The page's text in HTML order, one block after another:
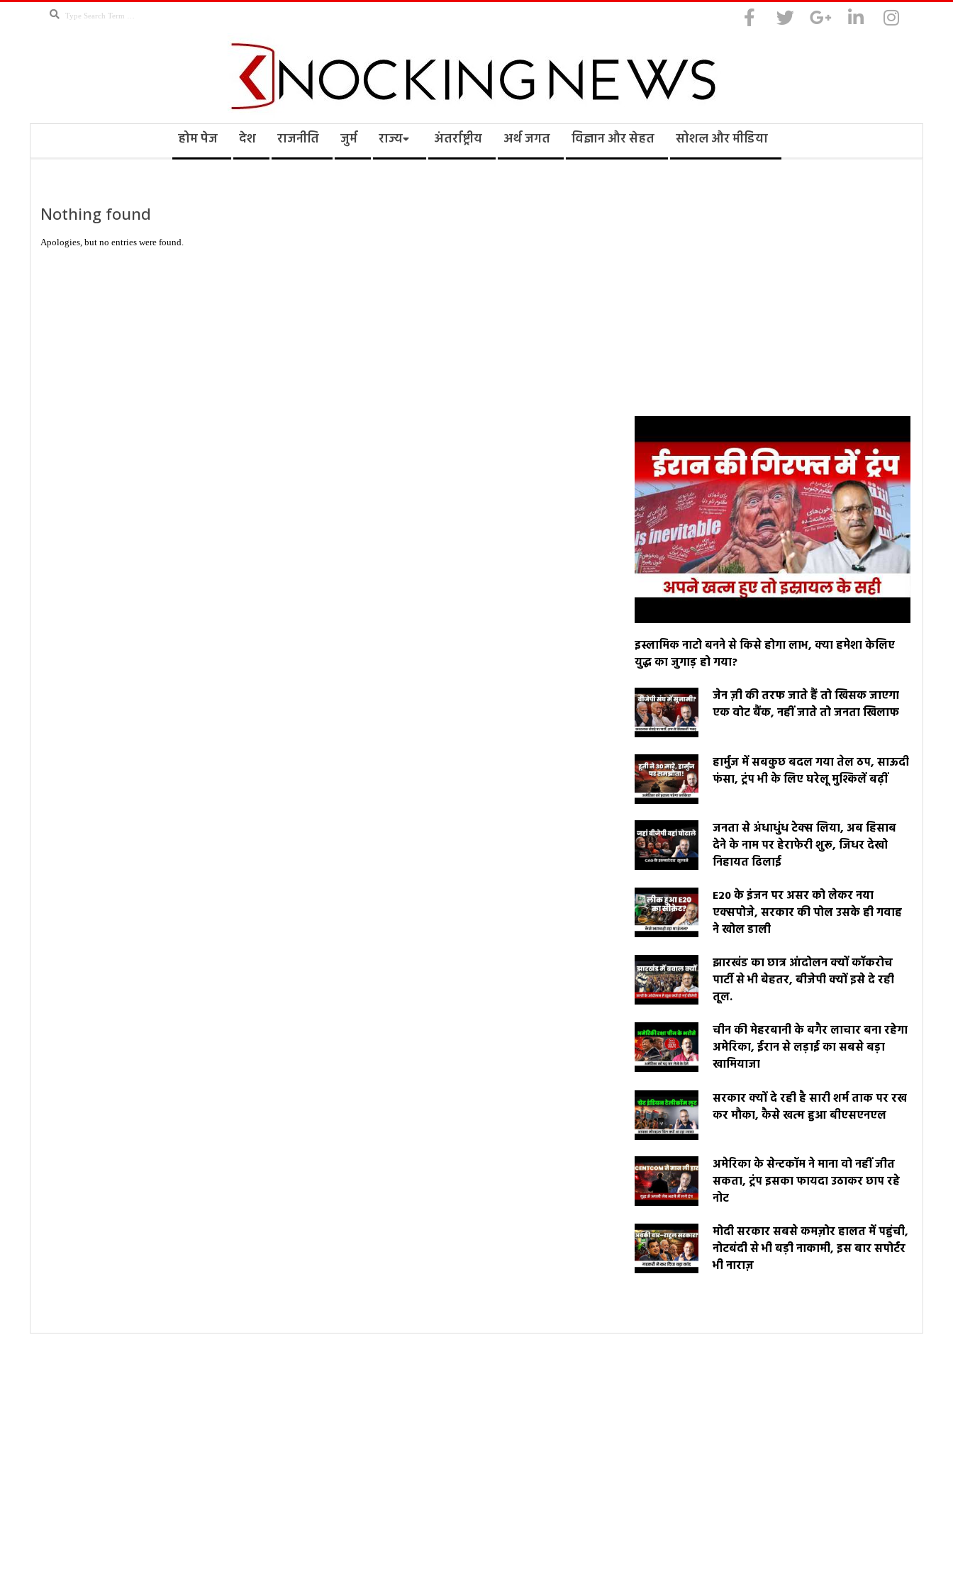
Search
Knocking
होम पेज देश राजनीति जुर्म राज्य अंतर्राष्ट्रीय अर्थ जगत विज्ञान और सेहत सोशल और मीडिया
Nothing found
Apologies, but no entries were found.
इस्लामिक नाटो बनने से किसे होगा लाभ, क्या हमेशा केलिए
युद्ध का जुगाड़ हो गया?
जेन ज़ी की तरफ जाते हैं तो खिसक जाएगा
एक वोट बैंक, नहीं जाते तो जनता खिलाफ
हार्मुज में सबकुछ बदल गया तेल ठप, साऊदी
फंसा, ट्रंप भी के लिए घरेलू मुश्किलें बढ़ीं
जनता से अंधाधुंध टेक्स लिया, अब हिसाब
देने के नाम पर हेराफेरी शुरू, जिधर देखो
निहायत ढिलाई
E20 के इंजन पर असर को लेकर नया
एक्सपोजे, सरकार की पोल उसके ही गवाह
ने खोल डाली
झारखंड का छात्र आंदोलन क्यों कॉकरोच
पार्टी से भी बेहतर, बीजेपी क्यों इसे दे रही
तूल.
चीन की मेहरबानी के बगैर लाचार बना रहेगा
अमेरिका, ईरान से लड़ाई का सबसे बड़ा
खामियाजा
सरकार क्यों दे रही है सारी शर्म ताक पर रख
कर मौका, कैसे खत्म हुआ बीएसएनएल
अमेरिका के सेन्टकॉम ने माना वो नहीं जीत
सकता, ट्रंप इसका फायदा उठाकर छाप रहे
नोट
मोदी सरकार सबसे कमज़ोर हालत में पहुंची,
नोटबंदी से भी बड़ी नाकामी, इस बार सपोर्टर
भी नाराज़